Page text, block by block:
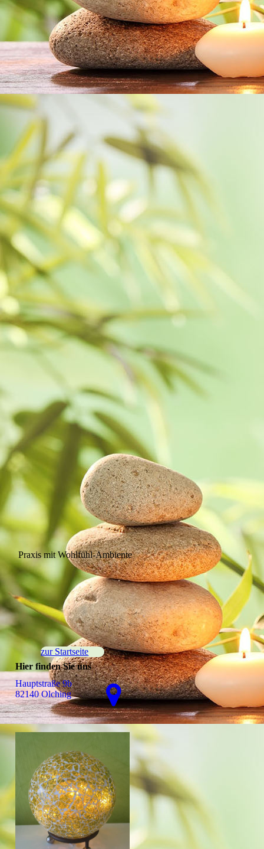
Praxis mit Wohlfühl-Ambiente
zur Startseite
Hier finden Sie uns
Hauptstraße 9b
82140 Olching